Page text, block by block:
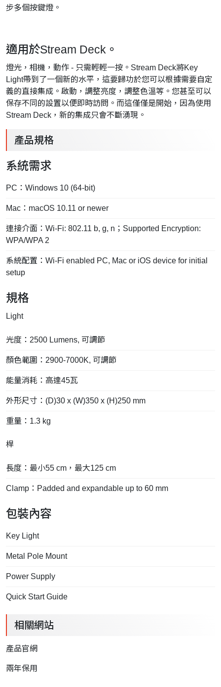
步多個按鍵燈。
適用於Stream Deck。
燈光，相機，動作 - 只需輕輕一按。 Stream Deck將Key
Light帶到了一個新的水平，這要歸功於您可以根據需要自定
義的直接集成。 啟動，調整亮度，調整色溫等。 您甚至可以
保存不同的設置以便即時訪問。 而這僅僅是開始，因為使用
Stream Deck，新的集成只會不斷湧現。
產品規格
系統需求
PC：Windows 10 (64-bit)
Mac：macOS 10.11 or newer
連接介面：Wi-Fi: 802.11 b, g, n；Supported Encryption:
WPA/WPA 2
系統配置：Wi-Fi enabled PC, Mac or iOS device for initial
setup
規格
Light
光度：2500 Lumens, 可調節
顏色範圍：2900-7000K, 可調節
能量消耗：高達45瓦
外形尺寸：(D)30 x (W)350 x (H)250 mm
重量：1.3 kg
桿
長度：最小55 cm，最大125 cm
Clamp：Padded and expandable up to 60 mm
包裝內容
Key Light
Metal Pole Mount
Power Supply
Quick Start Guide
相關網站
產品官網
兩年保用